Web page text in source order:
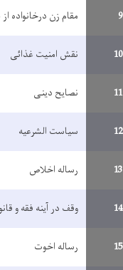
9 مقام زن درخانواده
10 نقش امنیت غذائی
11 نصایح دینی
12 سیاست الشرعیه
13 رساله اخلاص
14 وقف در آینه فقه و
15 رساله اخوت